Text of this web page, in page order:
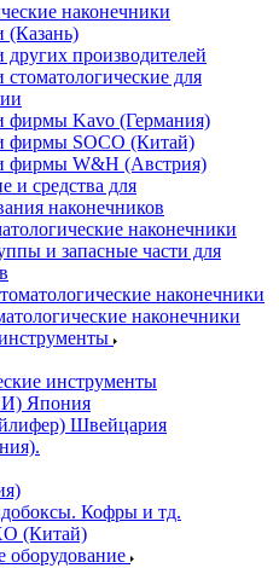
наконечники
(Казань)
производителей
для
фирмы Kavo (Германия)
фирмы SOCO (Китай)
фирмы W&H (Австрия)
и средства для
наконечников
наконечники
и запасные части для
наконечники
наконечники
инструменты
Япония
Швейцария
Кофры и тд.
(Китай)
оборудование